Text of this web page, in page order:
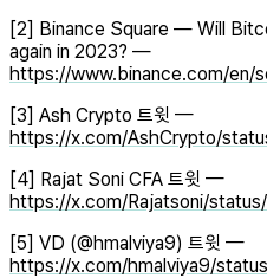
[2] Binance Square — Will
again in 2023? —
https://www.binance.com/en/
[3] Ash Crypto 트윗 —
https://x.com/AshCrypto/
[4] Rajat Soni CFA 트윗 —
https://x.com/Rajatsoni/
[5] VD (@hmalviya9) 트윗 —
https://x.com/hmalviya9/